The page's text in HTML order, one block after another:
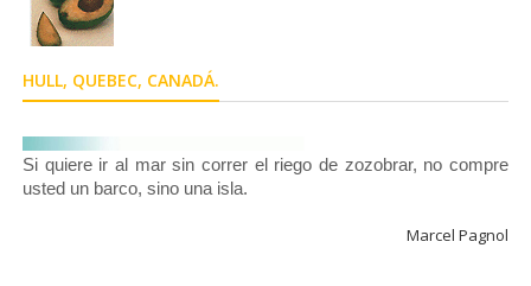
HULL, QUEBEC, CANADÁ.
Si quiere ir al mar sin correr el riego de zozobrar, no compre
usted un barco, sino una isla.
Marcel Pagnol